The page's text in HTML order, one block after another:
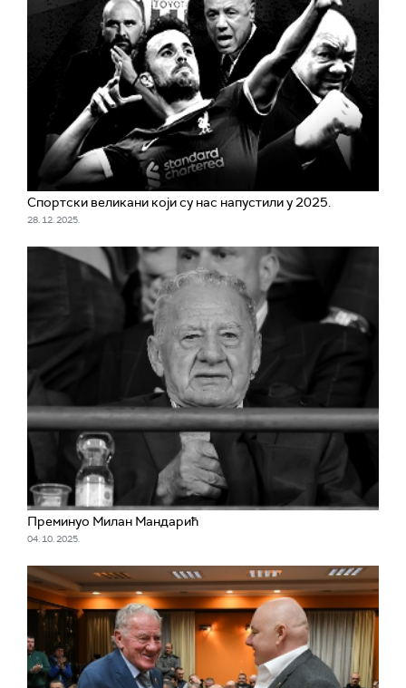
Спортски великани који су нас напустили у 2025.
28. 12. 2025.
Преминуо Милан Мандарић
04. 10. 2025.